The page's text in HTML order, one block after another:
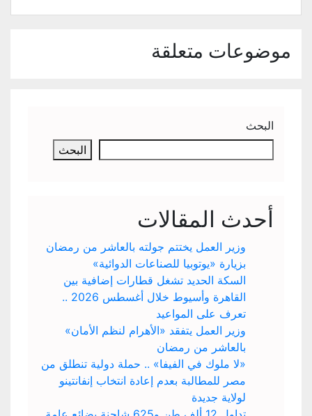
موضوعات متعلقة
البحث
البحث
أحدث المقالات
وزير العمل يختتم جولته بالعاشر من رمضان
بزيارة «يوتوبيا للصناعات الدوائية»
السكة الحديد تشغل قطارات إضافية بين
القاهرة وأسيوط خلال أغسطس 2026 ..
تعرف على المواعيد
وزير العمل يتفقد «الأهرام لنظم الأمان»
بالعاشر من رمضان
«لا ملوك في الفيفا» .. حملة دولية تنطلق من
مصر للمطالبة بعدم إعادة انتخاب إنفانتينو
لولاية جديدة